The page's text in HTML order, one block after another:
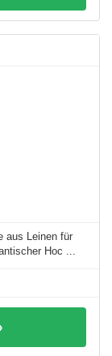
aus Leinen für
Hoc ...